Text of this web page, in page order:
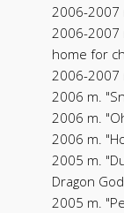
2006-2007
2006-2007
home for
2006-2007
2006 m.
2006 m.
2006 m.
2005 m.
Dragon
2005 m.